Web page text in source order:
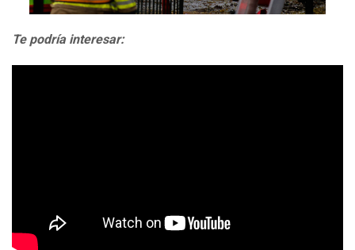
Te podría interesar: